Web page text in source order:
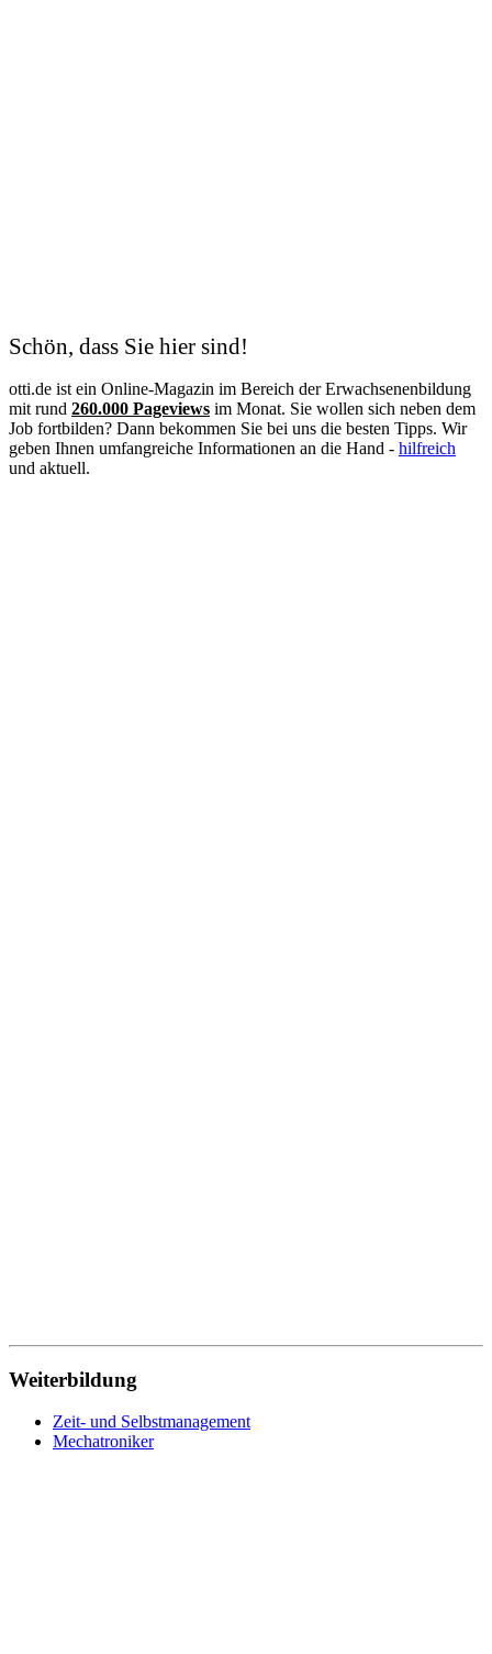
Schön, dass Sie hier sind!
otti.de ist ein Online-Magazin im Bereich der Erwachsenenbildung
mit rund 260.000 Pageviews im Monat. Sie wollen sich neben dem
Job fortbilden? Dann bekommen Sie bei uns die besten Tipps. Wir
geben Ihnen umfangreiche Informationen an die Hand - hilfreich
und aktuell.
Weiterbildung
Zeit- und Selbstmanagement
Mechatroniker